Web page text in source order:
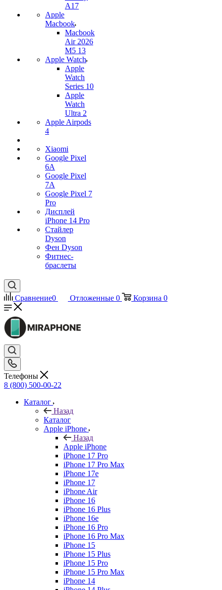
A17
Apple
Macbook
Macbook
Air 2026
M5 13
Apple Watch
Apple
Watch
Series 10
Apple
Watch
Ultra 2
Apple Airpods
4
Xiaomi
Google Pixel
6A
Google Pixel
7А
Google Pixel 7
Pro
Дисплей
iPhone 14 Pro
Стайлер
Dyson
Фен Dyson
Фитнес-
браслеты
Сравнение0 Отложенные 0 Корзина 0
Телефоны
8 (800) 500-00-22
Каталог
Назад
Каталог
Apple iPhone
Назад
Apple iPhone
iPhone 17 Pro
iPhone 17 Pro Max
iPhone 17e
iPhone 17
iPhone Air
iPhone 16
iPhone 16 Plus
iPhone 16e
iPhone 16 Pro
iPhone 16 Pro Max
iPhone 15
iPhone 15 Plus
iPhone 15 Pro
iPhone 15 Pro Max
iPhone 14